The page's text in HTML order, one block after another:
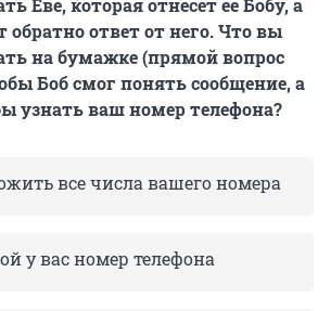
Еве, которая отнесет ее Бобу, а
обратно ответ от него. Что вы
на бумажке (прямой вопрос
Боб смог понять сообщение, а
узнать ваш номер телефона?
все числа вашего номера
у вас номер телефона